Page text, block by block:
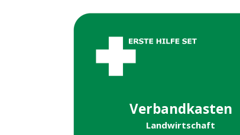
Verbandkasten
Landwirtschaft